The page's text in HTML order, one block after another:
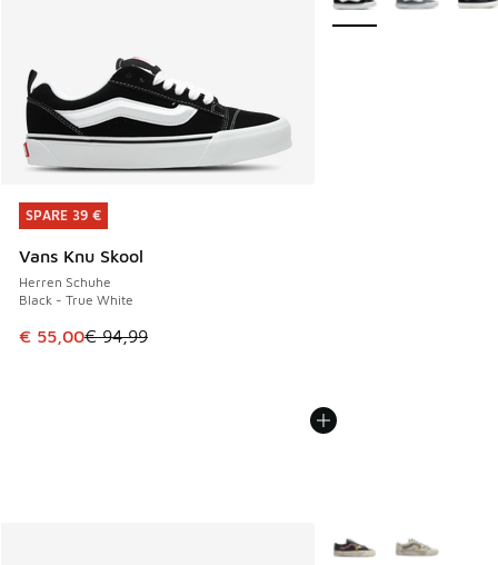
SPARE 39 €
Vans Knu Skool
Herren Schuhe
Black - True White
Dieser Artikel ist im Sale. Der Preis ist von € 94,99 auf €
€ 55,00€ 94,99
SPARE 39 €
Weitere Farben